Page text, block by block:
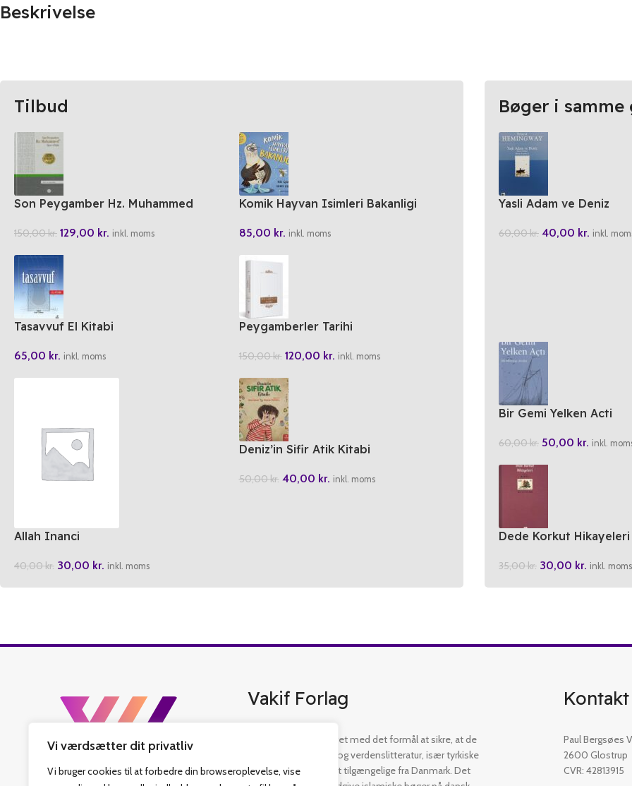
Vi værdsætter dit privatliv
Vi bruger cookies til at forbedre din browseroplevelse, vise
Beskrivelse
Tilbud
Son Peygamber Hz. Muhammed
150,00kr. 129,00 kr. inkl. moms
Komik Hayvan Isimleri Bakanligi
85,00 kr. inkl. moms
Tasavvuf El Kitabi
65,00 kr. inkl. moms
Peygamberler Tarihi
150,00kr. 120,00 kr. inkl. moms
Allah Inanci
40,00kr. 30,00 kr. inkl. moms
Deniz’in Sifir Atik Kitabi
50,00kr. 40,00 kr. inkl. moms
Bøger i samme
Yasli Adam ve Deniz
60,00kr. 40,00 kr. inkl.
Bir Gemi Yelken Acti
60,00kr. 50,00 kr. inkl.
Dede Korkut Hikayeleri
35,00kr. 30,00 kr. inkl. moms
Vakif Forlag
Vakif Forlag er etableret med det formål at sikre, at de
bedste tyrkisk bøger og verdenslitteratur, især tyrkiske
islamiske bøger, er let tilgængelige fra Danmark. Det
Kontakt
Paul Bergsøes
2600 Glostrup
CVR: 42813915